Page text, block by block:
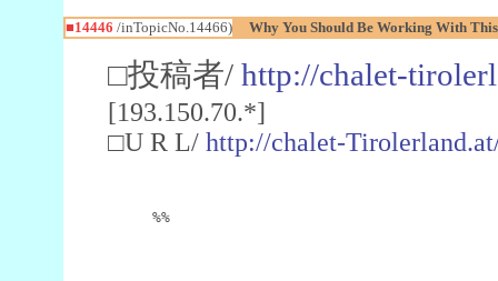
■14446 /inTopicNo.14466) Why You Should Be Working With
□投稿者/ http://chalet-
[193.150.70.*]
□U R L/ http://chalet-
%%